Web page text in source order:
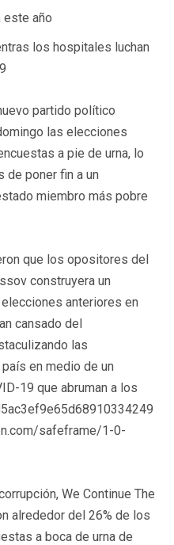
este año
los hospitales luchan
partido político
las elecciones
a pie de urna, lo
de poner fin a un
miembro más pobre
que los opositores del
construyera un
anteriores en
cansado del
las
en medio de un
19 que abruman a los
safeframe/1-0-
We Continue The
alrededor del 26% de los
a boca de urna de